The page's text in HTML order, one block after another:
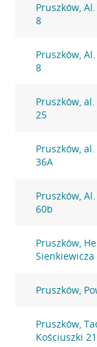
Pruszków,
8
Pruszków,
8
Pruszków,
25
Pruszków,
36A
Pruszków,
60b
Pruszków,
Sienkiewicza
Pruszków,
Pruszków,
Kościuszki 21